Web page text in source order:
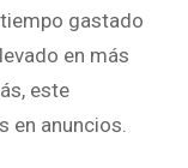
gastado
en más
este
en anuncios.